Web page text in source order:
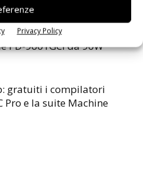
Privacy Policy
lancia il midspan PoE
PD-9601GCI da 90W
gratuiti i compilatori
Pro e la suite Machine